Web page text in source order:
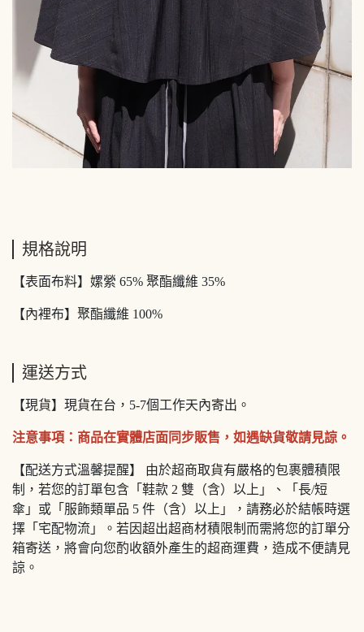
規格說明
【表面布料】嫘縈 65% 聚酯纖維 35%
【內裡布】聚酯纖維 100%
運送方式
【現貨】現貨在台，5-7個工作天內寄出。
注意事項：商品在實體店面同步販售，如遇缺貨敬請見諒。
【配送方式溫馨提醒】 由於超商取貨有嚴格的包裹體積限
制，若您的訂單包含「鞋款 2 雙（含）以上」、「長/短
傘」或「服飾類單品 5 件（含）以上」，請務必於結帳時選
擇「宅配物流」。若因超出超商材積限制而需將您的訂單分
箱寄送，將會向您酌收額外產生的超商運費，造成不便請見
諒。